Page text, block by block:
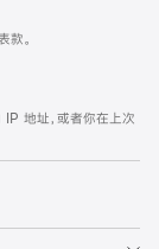
。
地址，或者你在上次